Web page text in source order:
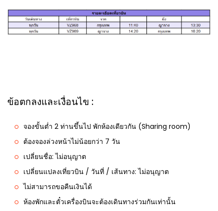
ข้อตกลงและเงื่อนไข :
จองขั้นต่ำ 2 ท่านขึ้นไป พักห้องเดียวกัน (Sharing room)
ต้องจองล่วงหน้าไม่น้อยกว่า 7 วัน
เปลี่ยนชื่อ: ไม่อนุญาต
เปลี่ยนแปลงเที่ยวบิน / วันที่ / เส้นทาง: ไม่อนุญาต
ไม่สามารถขอคืนเงินได้
ห้องพักและตั๋วเครื่องบินจะต้องเดินทางร่วมกันเท่านั้น